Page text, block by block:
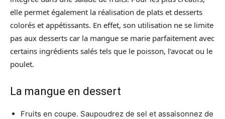
elle permet également la réalisation de plats et desserts
colorés et appétissants. En effet, son utilisation ne se limite
pas aux desserts car la mangue se marie parfaitement avec
certains ingrédients salés tels que le poisson, l’avocat ou le
poulet.
La mangue en dessert
Fruits en coupe. Saupoudrez de sel et assaisonnez de